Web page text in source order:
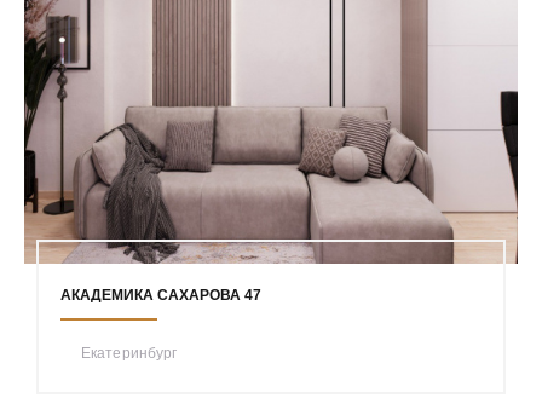
АКАДЕМИКА САХАРОВА 47
Екатеринбург